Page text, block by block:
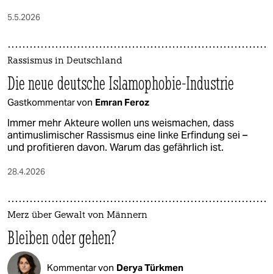
5.5.2026
Rassismus in Deutschland
Die neue deutsche Islamophobie-Industrie
Gastkommentar von Emran Feroz
Immer mehr Akteure wollen uns weismachen, dass
antimuslimischer Rassismus eine linke Erfindung sei –
und profitieren davon. Warum das gefährlich ist.
28.4.2026
Merz über Gewalt von Männern
Bleiben oder gehen?
Kommentar von Derya Türkmen